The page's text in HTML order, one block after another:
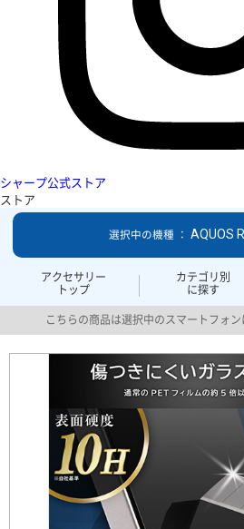
シャープ公式ストア
ストア
アクセサリー
トップ
カテゴリ別
に探す
選択中の機種 ： AQUOS
こちらの商品は選択中のスマートフォン